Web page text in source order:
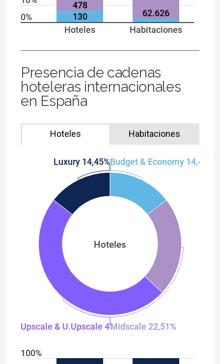
0%
Hoteles
Habitaciones
130
478
62.626
Presencia de cadenas
hoteleras internacionales
en España
Hoteles Habitaciones
Hoteles
Budget & Economy 14,45%
Midscale 22,51%
Upscale & U.Upscale 48,59%
Luxury 14,45%
100%